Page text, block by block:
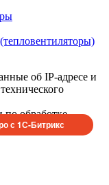
об IP-адресе и
по обработке
с 1С-Битрикс